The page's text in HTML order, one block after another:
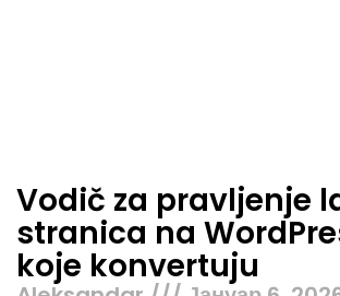
Vodič za pravljenje
stranica na
koje konvertuju